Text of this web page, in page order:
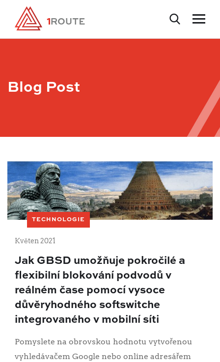
Blog Post
TECHNOLOGIE
Květen 2021
Jak GBSD umožňuje pokročilé a
flexibilní blokování podvodů v
reálném čase pomocí vysoce
důvěryhodného softswitche
integrovaného v mobilní síti
Pomyslete na obrovskou hodnotu vytvořenou
vyhledávačem Google nebo online adresářem